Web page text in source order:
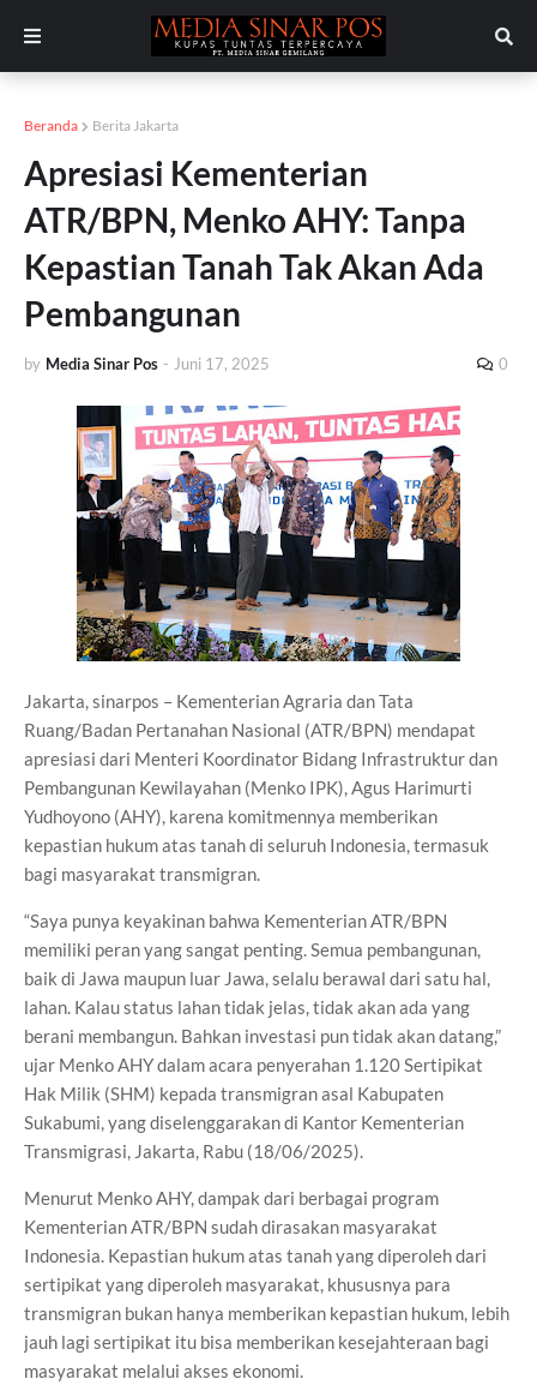
Beranda Berita Jakarta
Apresiasi Kementerian
ATR/BPN, Menko AHY: Tanpa
Kepastian Tanah Tak Akan Ada
Pembangunan
by Media Sinar Pos - Juni 17, 2025 0
Jakarta, sinarpos – Kementerian Agraria dan Tata
Ruang/Badan Pertanahan Nasional (ATR/BPN) mendapat
apresiasi dari Menteri Koordinator Bidang Infrastruktur dan
Pembangunan Kewilayahan (Menko IPK), Agus Harimurti
Yudhoyono (AHY), karena komitmennya memberikan
kepastian hukum atas tanah di seluruh Indonesia, termasuk
bagi masyarakat transmigran.
“Saya punya keyakinan bahwa Kementerian ATR/BPN
memiliki peran yang sangat penting. Semua pembangunan,
baik di Jawa maupun luar Jawa, selalu berawal dari satu hal,
lahan. Kalau status lahan tidak jelas, tidak akan ada yang
berani membangun. Bahkan investasi pun tidak akan datang,”
ujar Menko AHY dalam acara penyerahan 1.120 Sertipikat
Hak Milik (SHM) kepada transmigran asal Kabupaten
Sukabumi, yang diselenggarakan di Kantor Kementerian
Transmigrasi, Jakarta, Rabu (18/06/2025).
Menurut Menko AHY, dampak dari berbagai program
Kementerian ATR/BPN sudah dirasakan masyarakat
Indonesia. Kepastian hukum atas tanah yang diperoleh dari
sertipikat yang diperoleh masyarakat, khususnya para
transmigran bukan hanya memberikan kepastian hukum, lebih
jauh lagi sertipikat itu bisa memberikan kesejahteraan bagi
masyarakat melalui akses ekonomi.